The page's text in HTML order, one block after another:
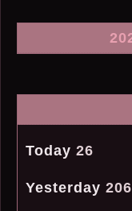
Today 26
Yesterday 206